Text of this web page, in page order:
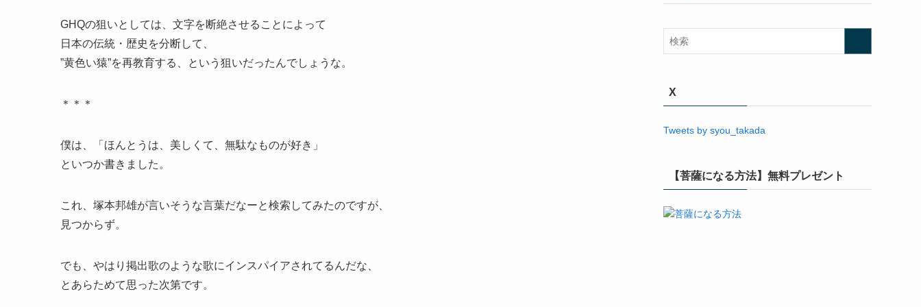
GHQの狙いとしては、文字を断絶させることによって
日本の伝統・歴史を分断して、
”黄色い猿”を再教育する、という狙いだったんでしょうな。
＊＊＊
僕は、「ほんとうは、美しくて、無駄なものが好き」
といつか書きました。
これ、塚本邦雄が言いそうな言葉だなーと検索してみたのですが、
見つからず。
でも、やはり掲出歌のような歌にインスパイアされてるんだな、
とあらためて思った次第です。
X
Tweets by syou_takada
【菩薩になる方法】無料プレゼント